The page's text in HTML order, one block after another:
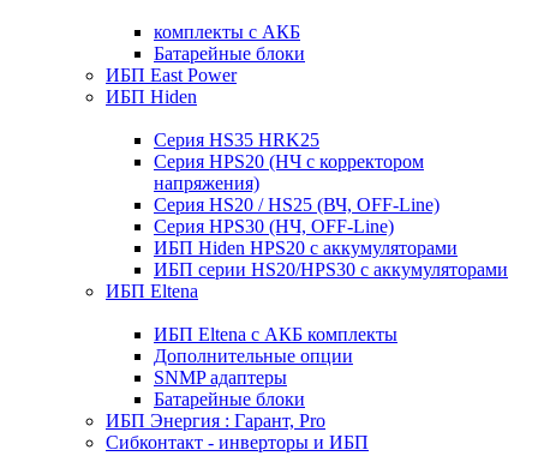
комплекты с АКБ
Батарейные блоки
ИБП East Power
ИБП Hiden
Серия HS35 HRK25
Серия HPS20 (НЧ с корректором
напряжения)
Серия HS20 / HS25 (ВЧ, OFF-Line)
Серия HPS30 (НЧ, OFF-Line)
ИБП Hiden HPS20 с аккумуляторами
ИБП серии HS20/HPS30 с аккумуляторами
ИБП Eltena
ИБП Eltena с АКБ комплекты
Дополнительные опции
SNMP адаптеры
Батарейные блоки
ИБП Энергия : Гарант, Pro
Сибконтакт - инверторы и ИБП